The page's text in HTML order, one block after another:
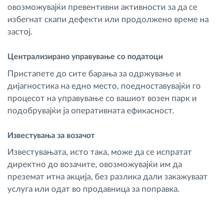
овозможувајќи превентивни активности за да се
избегнат скапи дефекти или продолжено време на
застој.
Централизирано управување со податоци
Пристапете до сите барања за одржување и
дијагностика на едно место, поедноставувајќи го
процесот на управување со вашиот возен парк и
подобрувајќи ја оперативната ефикасност.
Известувања за возачот
Известувањата, исто така, може да се испратат
директно до возачите, овозможувајќи им да
преземат итна акција, без разлика дали закажуваат
услуга или одат во продавница за поправка.